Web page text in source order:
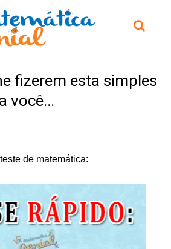
fizerem esta simples
você...
de matemática: